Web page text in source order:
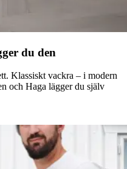
du den
Klassiskt vackra – i modern
och Haga lägger du själv